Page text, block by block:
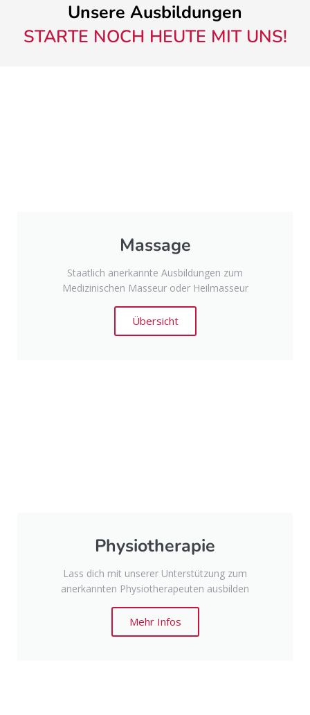
Unsere Ausbildungen
STARTE NOCH HEUTE MIT UNS!
Massage
Staatlich anerkannte Ausbildungen zum
Medizinischen Masseur oder Heilmasseur
Übersicht
Physiotherapie
Lass dich mit unserer Unterstützung zum
anerkannten Physiotherapeuten ausbilden
Mehr Infos